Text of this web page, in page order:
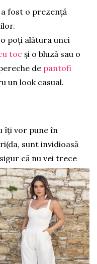
a fost o prezență
poți alătura unei
toc și o bluză sau o
de pantofi
un look casual.
îți vor pune în
sunt invidioasă
că nu vei trece